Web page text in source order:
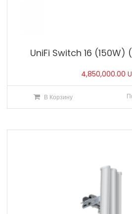
UniFi Switch 16 (150W)
4,850,000.00
В Корзину